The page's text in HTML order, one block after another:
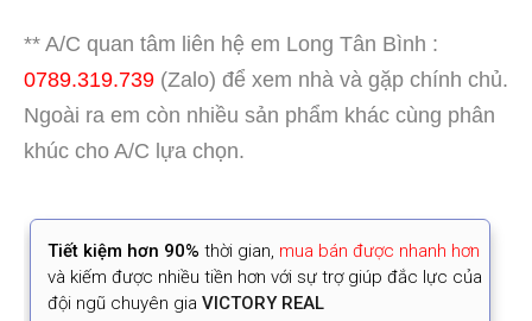
** A/C quan tâm liên hệ em Long Tân Bình :
0789.319.739 (Zalo) để xem nhà và gặp chính chủ.
Ngoài ra em còn nhiều sản phẩm khác cùng phân
khúc cho A/C lựa chọn.
Tiết kiệm hơn 90% thời gian, mua bán được nhanh hơn
và kiếm được nhiều tiền hơn với sự trợ giúp đắc lực của
đội ngũ chuyên gia VICTORY REAL